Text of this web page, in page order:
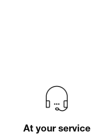
At your service